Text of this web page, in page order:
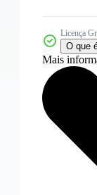
Licença
O que
Mais